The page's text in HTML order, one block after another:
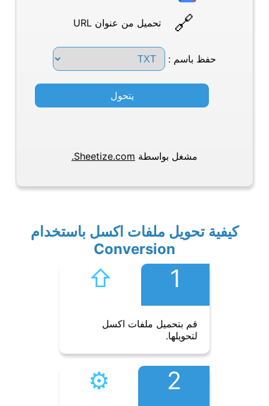
تحميل من عنوان URL
حفظ باسم :
يتحول
مشغل بواسطة Sheetize.com.
كيفية تحويل ملفات اكسل باستخدام
Conversion
1
⇧︎
قم بتحميل ملفات اكسل
لتحويلها.
2
⚙︎